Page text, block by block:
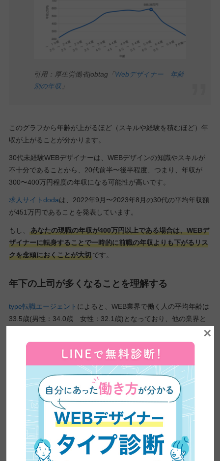
引用：厚生労働省jobtag「 Webデザイナー 年齢
別の年収」
このグラフから年齢が上がるほど（スキルや経験を積むほど）年
収が上がることが分かります。
30代未経験WEBデザイナーは、WEBデザインの知識やスキルが
不十分であることから、20代前半〜後半程度、つまり、年収が
300〜400万円程度の年収になる可能性が高いです。
求人サイトdodaは、2022年9月〜2023年8月の30代の平均年収額
が451万円であることを発表しています。
もし、
あなたの現職の年収が400万円以上である場合は、WEBデ
ザイナーに転身することで一時的に前職の年収よりも下がるリス
クを念頭におくことが大切です。
年下の上司が多くなることを理解する
type転職エージェント によると、WEB業界で働く人の平均年齢は
33.5歳(男性：34.0歳 女性：32.1歳)となっており、他の業界と
制作会社によっては、20代の社員がリーダーやチーフとして活躍
している会社もあります。
そのため、30代未経験者がWEBデザイナーとして転職した場
合、同年代は管理職で同僚が20代ばかりであるということも少な
くありません。
その点をあらかじめ理解して入社しないと、他の社員とのコミュ
ニケーションが上手くいかなかったり、モチベーションが保てな
くなるということが起こるので、十分注意しましょう。
×